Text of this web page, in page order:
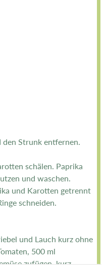
Strunk entfernen.
schälen. Paprika
und waschen.
und Karotten getrennt
schneiden.
und Lauch kurz ohne
500 ml